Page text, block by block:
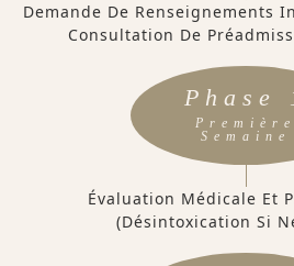
Demande De Renseignements
Consultation De
Phase
Première
Semaine
Évaluation Médicale Et
(désintoxication Si